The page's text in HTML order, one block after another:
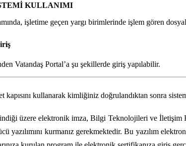
KULLANIMI
işletime geçen yargı birimlerinde işlem gören
Vatandaş Portal’a şu şekillerde giriş yapılabilir.
kapısını kullanarak kimliğiniz doğrulandıktan sonra
üzere elektronik imza, Bilgi Teknolojileri ve İletişim
yazılımını kurmanız gerekmektedir. Bu yazılım